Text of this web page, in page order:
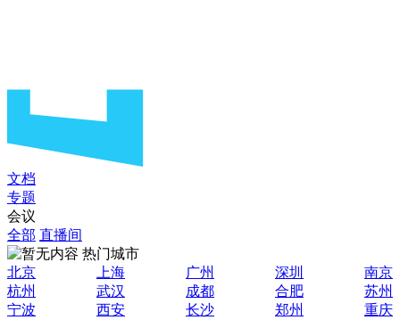
文档
专题
会议
全部 直播间
热门城市
北京
上海 广州 深圳
南京
杭州
武汉 成都 合肥
苏州
宁波
西安 长沙 郑州
重庆